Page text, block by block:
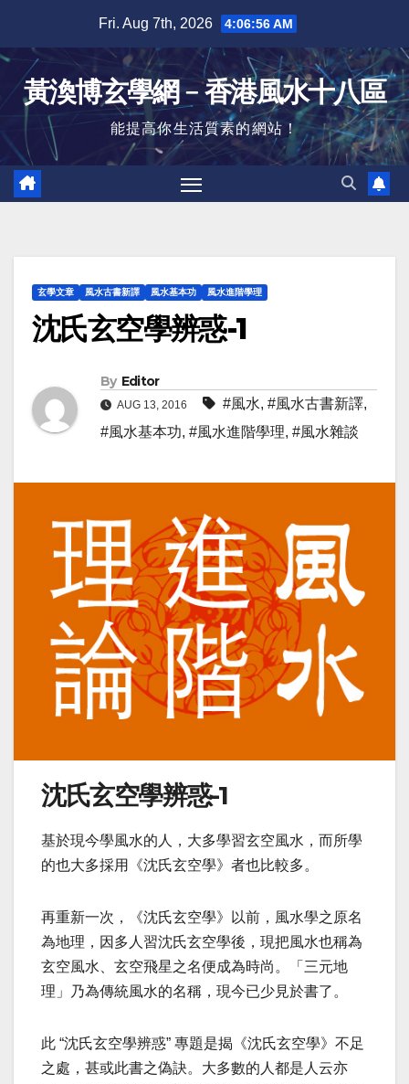
content
Fri. Aug 7th, 2026 4:06:57 AM
黃渙博玄學網﹣香港風水十八區
能提高你生活質素的網站！
玄學文章 風水古書新譯 風水基本功 風水進階學理
沈氏玄空學辨惑-1
By Editor
AUG 13, 2016 #風水, #風水古書新譯,
#風水基本功, #風水進階學理, #風水雜談
沈氏玄空學辨惑-1
基於現今學風水的人，大多學習玄空風水，而所學
的也大多採用《沈氏玄空學》者也比較多。
再重新一次，《沈氏玄空學》以前，風水學之原名
為地理，因多人習沈氏玄空學後，現把風水也稱為
玄空風水、玄空飛星之名便成為時尚。「三元地
理」乃為傳統風水的名稱，現今已少見於書了。
此 “沈氏玄空學辨惑” 專題是揭《沈氏玄空學》不足
之處，甚或此書之偽訣。大多數的人都是人云亦